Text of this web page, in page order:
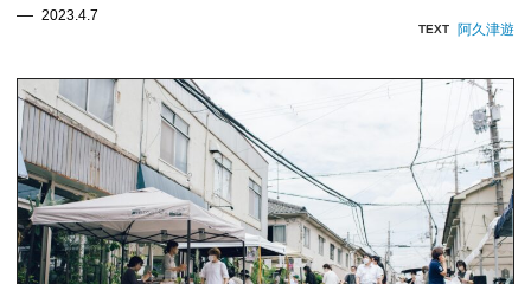
2023.4.7
TEXT 阿久津遊